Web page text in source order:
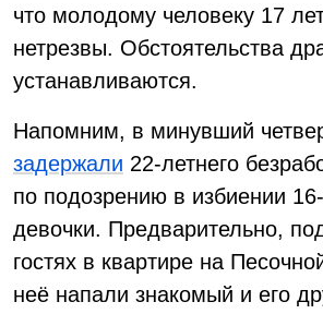
что молодому человеку 17
нетрезвы. Обстоятельства
устанавливаются.
Напомним, в минувший
задержали 22-летнего
по подозрению в избиении
девочки. Предварительно,
гостях в квартире на
неё напали знакомый и его